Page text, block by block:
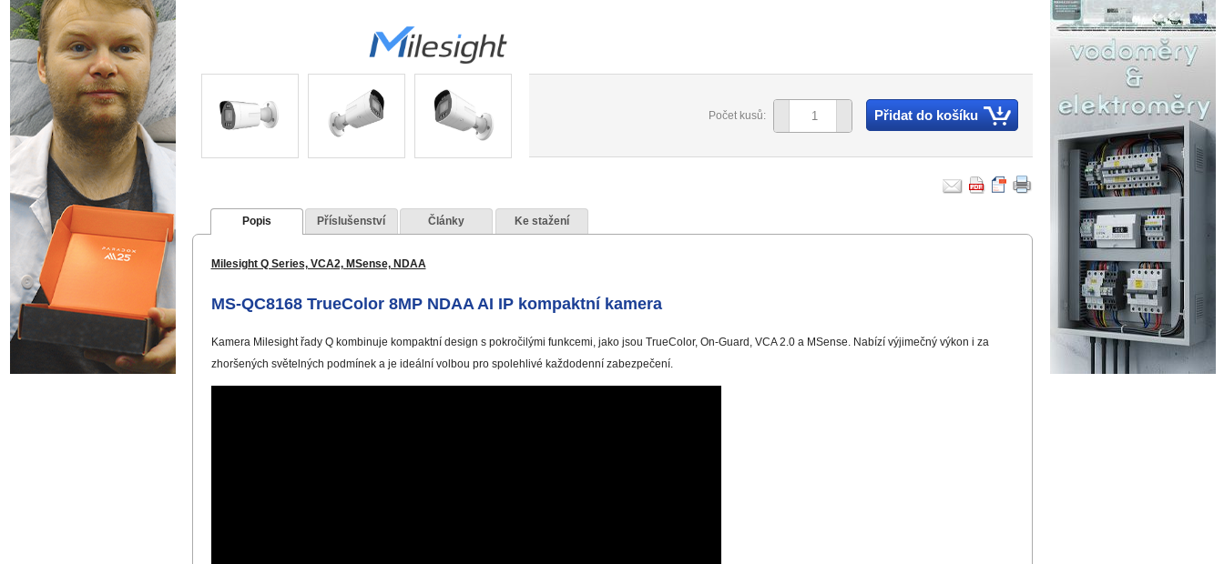
Počet kusů: Přidat do košíku
Popis Příslušenství Články Ke stažení
Milesight Q Series, VCA2, MSense, NDAA
MS-QC8168 TrueColor 8MP NDAA AI IP kompaktní kamera
Kamera Milesight řady Q kombinuje kompaktní design s pokročilými funkcemi, jako jsou TrueColor, On-Guard, VCA 2.0 a MSense. Nabízí výjimečný výkon i za
zhoršených světelných podmínek a je ideální volbou pro spolehlivé každodenní zabezpečení.